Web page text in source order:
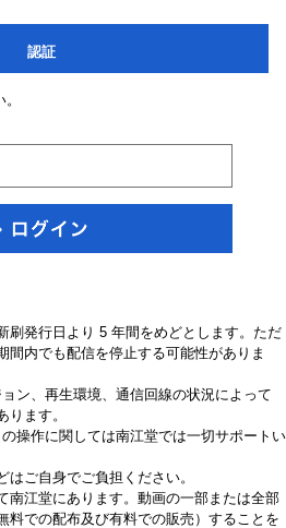
認証
刷発行日より 5 年間をめどとします。ただ
間内でも配信を停止する可能性がありま
ン、再生環境、通信回線の状況によって
ります。
操作に関しては南江堂では一切サポートい
はご自身でご負担ください。
南江堂にあります。動画の一部または全部
料での配布及び有料での販売）することを